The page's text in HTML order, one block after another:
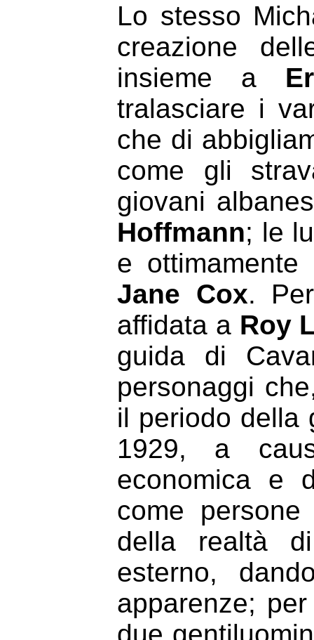
Lo stesso
creazione
insieme a
tralasciare i
che di
come gli
giovani
Hoffmann; le
e
Jane Cox.
affidata a Roy
guida di
personaggi
il periodo della
1929, a
economica e
come
della realtà
esterno,
apparenze;